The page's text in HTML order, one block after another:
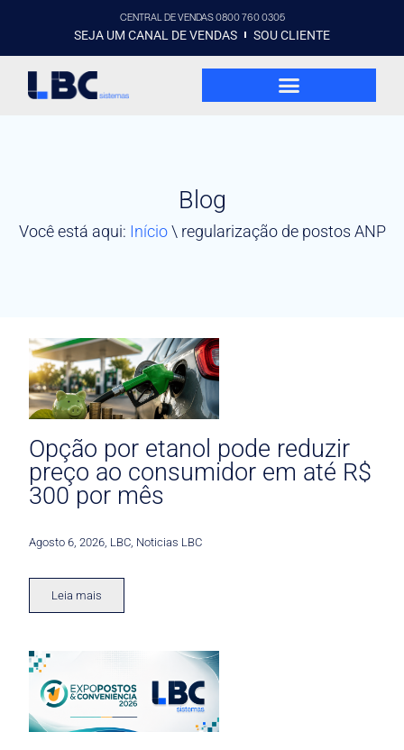
CENTRAL DE VENDAS 0800 760 0305
SEJA UM CANAL DE VENDAS SOU CLIENTE
Blog
Você está aqui: Início\ regularização de postos ANP
Opção por etanol pode reduzir
preço ao consumidor em até R$
300 por mês
Agosto 6, 2026 LBC Noticias LBC
Leia mais